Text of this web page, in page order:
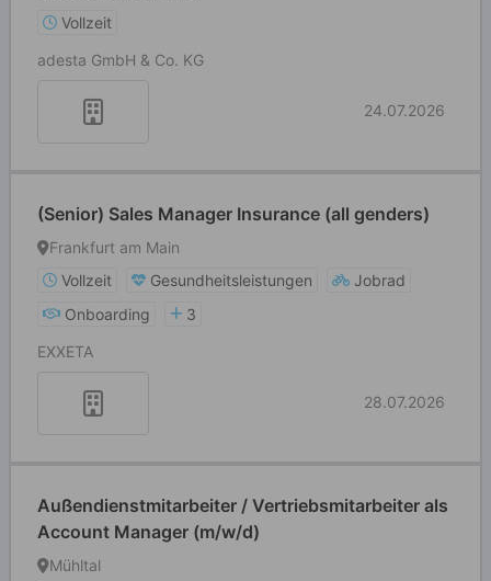
Vollzeit
adesta GmbH & Co. KG
24.07.2026
(Senior) Sales Manager Insurance (all genders)
Frankfurt am Main
Vollzeit
Gesundheitsleistungen
Jobrad
Onboarding
3
EXXETA
28.07.2026
Außendienstmitarbeiter / Vertriebsmitarbeiter als
Account Manager (m/w/d)
Mühltal